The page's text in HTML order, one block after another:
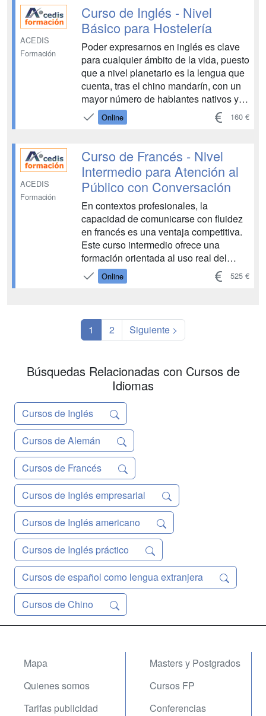
para que nuestra atención al cliente
extranjero ...
ACEDIS
Formación
Curso de Inglés - Nivel
Básico para Hostelería
Poder expresarnos en inglés es clave
para cualquier ámbito de la vida, puesto
que a nivel planetario es la lengua que
cuenta, tras el chino mandarín, con un
mayor número de hablantes nativos y,
también, no nativos. De ahí,
precisamente, la importancia de
básico, y eminentemente práctico,
acercará al a...
Online 160 €
ACEDIS
Formación
Curso de Francés - Nivel
Intermedio para Atención al
Público con Conversación
En contextos profesionales, la
capacidad de comunicarse con fluidez
en francés es una ventaja competitiva.
Este curso intermedio ofrece una
formación orientada al uso real del
idioma en situaciones laborales
habituales, especialmente en atención
persona docente, lo q...
Online 525 €
1 2 Siguiente >
Búsquedas Relacionadas con Cursos de
Idiomas
Cursos de Inglés
Cursos de Alemán
Cursos de Francés
Cursos de Inglés empresarial
Cursos de Inglés americano
Cursos de Inglés práctico
Cursos de español como lengua extranjera
Cursos de Chino
Mapa
Quienes somos
Tarifas publicidad
Masters y Postgrados
Cursos FP
Conferencias